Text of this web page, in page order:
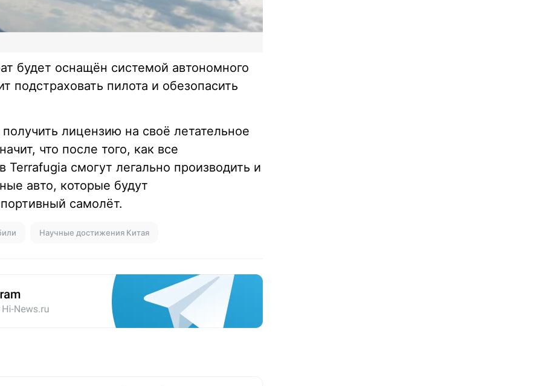
будет оснащён системой автономного
подстраховать пилота и обезопасить
лицензию на своё летательное
что после того, как все
смогут легально производить и
авто, которые будут
самолёт.
Научные достижения Китая